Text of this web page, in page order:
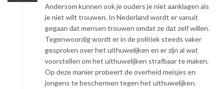
Andersom kunnen ook je ouders je niet aanklagen als
je niet wilt trouwen. In Nederland wordt er vanuit
gegaan dat mensen trouwen omdat ze dat zelf willen.
Tegenwoordig wordt er in de politiek steeds vaker
gesproken over het uithuwelijken en er zijn al wat
voorstellen om het uithuwelijken strafbaar te maken.
Op deze manier probeert de overheid meisjes en
jongens te beschermen tegen het uithuwelijken.